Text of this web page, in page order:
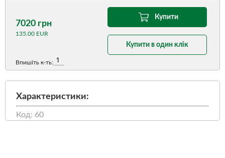
7020 грн
135.00 EUR
Впишіть к-ть:
Купити
Купити в один клік
Характеристики:
Код: 60